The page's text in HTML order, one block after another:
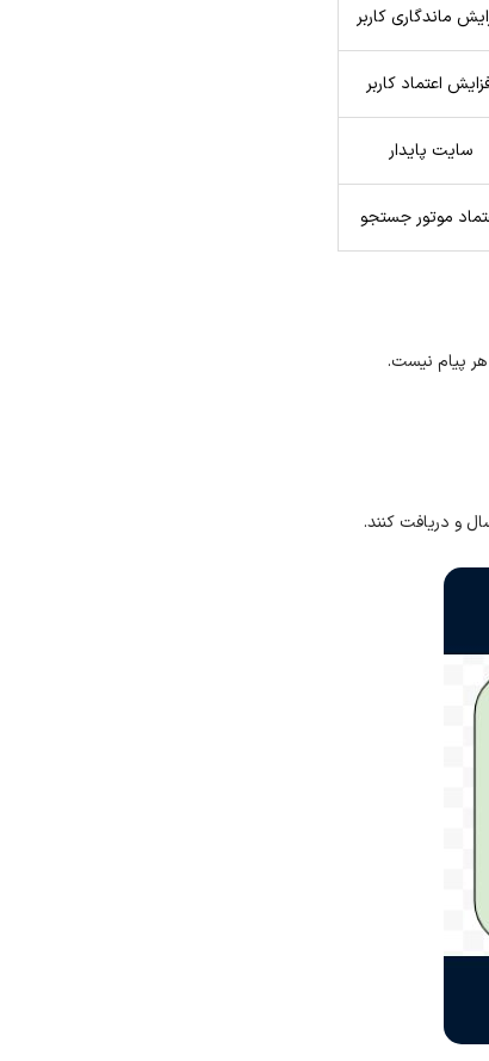
ماندگاری کاربر
اعتماد کاربر
سایت پایدار
موتور جستجو
و دریافت کنند.